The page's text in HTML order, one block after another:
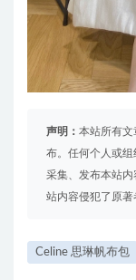
声明： 本站所有文
布。任何个人或组
采集、发布本站
站内容侵犯了原著
Celine 思琳帆布包